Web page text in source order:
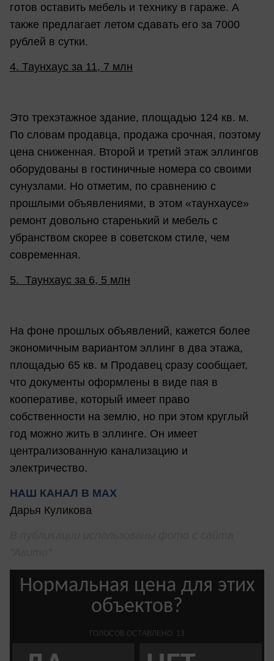
готов оставить мебель и технику в гараже. А
также предлагает летом сдавать его за 7000
рублей в сутки.
4. Таунхаус за 11, 7 млн
Это трехэтажное здание, площадью 124 кв. м.
По словам продавца, продажа срочная, поэтому
цена сниженная. Второй и третий этаж эллингов
оборудованы в гостиничные номера со своими
сунузлами. Но отметим, по сравнению с
прошлыми объявлениями, в этом «таунхаусе»
ремонт довольно старенький и мебель с
убранством скорее в советском стиле, чем
современная.
5. Таунхаус за 6, 5 млн
На фоне прошлых объявлений, кажется более
экономичным вариантом эллинг в два этажа,
площадью 65 кв. м Продавец сразу сообщает,
что документы оформлены в виде пая в
кооперативе, который имеет право
собственности на землю, но при этом круглый
год можно жить в эллинге. Он имеет
централизованную канализацию и
электричество.
НАШ КАНАЛ В МАХ
Дарья Куликова